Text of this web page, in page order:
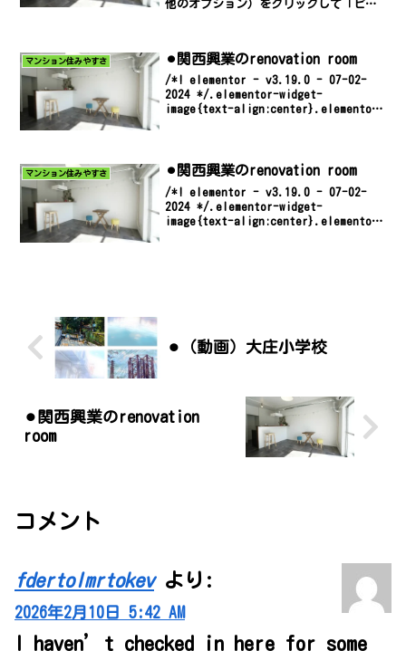
他のオプション）をクリックして「ピク
く」の地元を散策してみま...
マンション住みやすさ ⚫︎関西興業のrenovation room
/*! elementor - v3.19.0 - 07-02-
2024 */.elementor-widget-
image{text-align:center}.elementor-
マンション住みやすさ ⚫︎関西興業のrenovation room
/*! elementor - v3.19.0 - 07-02-
2024 */.elementor-widget-
image{text-align:center}.elementor-
⚫︎（動画）大庄小学校
⚫︎関西興業のrenovation
room
コメント
fdertolmrtokev より:
2026年2月10日 5:42 AM
I haven’t checked in here for some